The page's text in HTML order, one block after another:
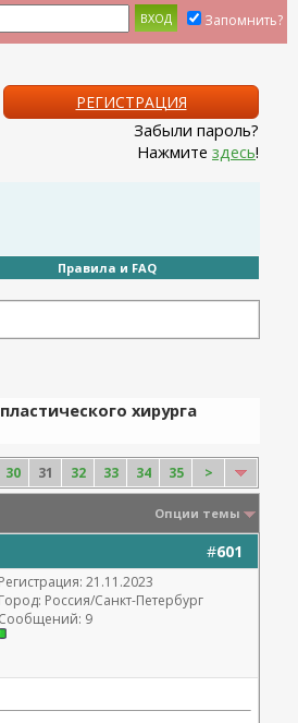
Запомнить?
РЕГИСТРАЦИЯ
Забыли пароль?
Нажмите здесь!
Правила и FAQ
хирурга
30 31 32 33 34 35 >
Опции темы
#601
Регистрация: 21.11.2023
Город: Россия/Санкт-Петербург
Сообщений: 9